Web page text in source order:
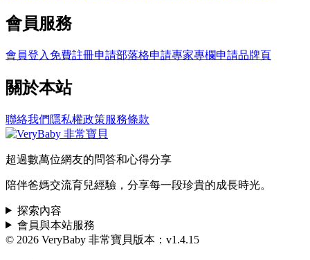
會員服務
會員登入 免費註冊申請部落格申請專家專欄申請品牌頁
關於本站
聯絡我們 隱私權政策服務條款
超過數萬位網友的問答和心得分享
陪伴爸媽交流育兒經驗，分享每一段珍貴的成長時光。
探索內容
會員與本站服務
© 2026 VeryBaby 非常寶貝版本：v1.4.15